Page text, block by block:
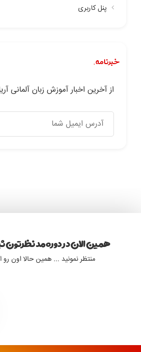
پنل کاربری
خبرنامه.
از آخرین اخبار آموزش زبان آلمانی
همین الان در دوره مد نظرتون
منتظر نمونید ... همین حالا اون رو